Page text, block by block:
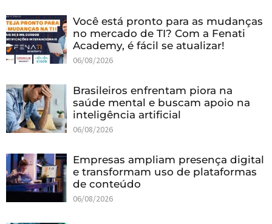
Você está pronto para as mudanças
no mercado de TI? Com a Fenati
Academy, é fácil se atualizar!
06/08/2026
Brasileiros enfrentam piora na
saúde mental e buscam apoio na
inteligência artificial
06/08/2026
Empresas ampliam presença digital
e transformam uso de plataformas
de conteúdo
06/08/2026